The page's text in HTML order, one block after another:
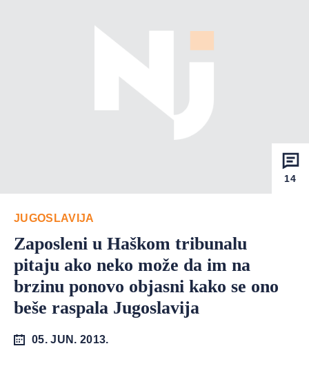
14
JUGOSLAVIJA
Zaposleni u Haškom tribunalu
pitaju ako neko može da im na
brzinu ponovo objasni kako se ono
beše raspala Jugoslavija
05. JUN. 2013.